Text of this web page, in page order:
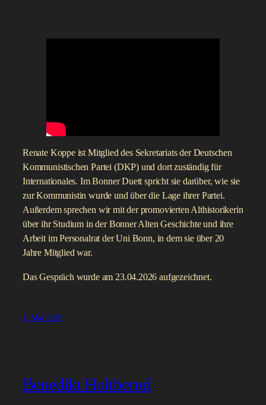
Renate Koppe ist Mitglied des Sekretariats der Deutschen
Kommunistischen Partei (DKP) und dort zuständig für
Internationales. Im Bonner Duett spricht sie darüber, wie sie
zur Kommunistin wurde und über die Lage ihrer Partei.
Außerdem sprechen wir mit der promovierten Althistorikerin
über ihr Studium in der Bonner Alten Geschichte und ihre
Arbeit im Personalrat der Uni Bonn, in dem sie über 20
Jahre Mitglied war.
Das Gespräch wurde am 23.04.2026 aufgezeichnet.
1. Mai 2026
Benedikt Holtbernd